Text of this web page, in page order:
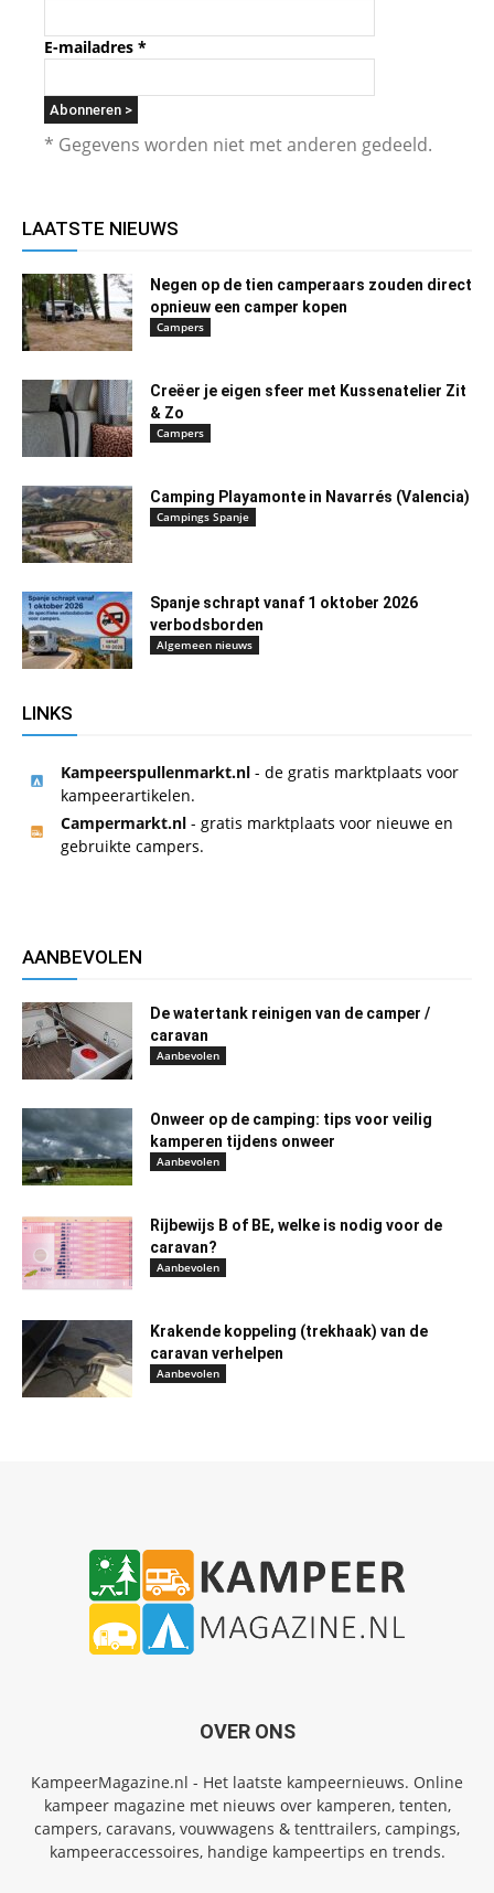
E-mailadres *
* Gegevens worden niet met anderen gedeeld.
LAATSTE NIEUWS
Negen op de tien camperaars zouden direct
opnieuw een camper kopen
Campers
Creëer je eigen sfeer met Kussenatelier Zit
& Zo
Campers
Camping Playamonte in Navarrés (Valencia)
Campings Spanje
Spanje schrapt vanaf 1 oktober 2026
verbodsborden
Algemeen nieuws
LINKS
Kampeerspullenmarkt.nl - de gratis marktplaats voor
kampeerartikelen.
Campermarkt.nl - gratis marktplaats voor nieuwe en
gebruikte campers.
AANBEVOLEN
De watertank reinigen van de camper /
caravan
Aanbevolen
Onweer op de camping: tips voor veilig
kamperen tijdens onweer
Aanbevolen
Rijbewijs B of BE, welke is nodig voor de
caravan?
Aanbevolen
Krakende koppeling (trekhaak) van de
caravan verhelpen
Aanbevolen
OVER ONS
KampeerMagazine.nl - Het laatste kampeernieuws. Online
kampeer magazine met nieuws over kamperen, tenten,
campers, caravans, vouwwagens & tenttrailers, campings,
kampeeraccessoires, handige kampeertips en trends.